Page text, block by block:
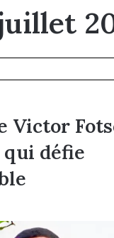
Victor
défie